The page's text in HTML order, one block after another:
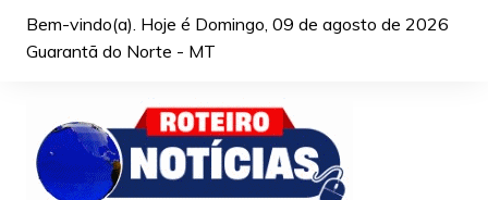
Bem-vindo(a). Hoje é Domingo, 09 de agosto de 2026
Guarantã do Norte - MT